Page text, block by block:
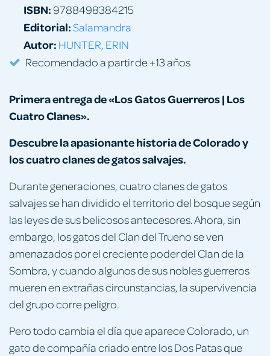
Primera entrega de «Los Gatos Guerreros | Los
Cuatro Clanes».
Descubre la apasionante historia de Colorado y
los cuatro clanes de gatos salvajes.
Durante generaciones, cuatro clanes de gatos
salvajes se han dividido el territorio del bosque según
las leyes de sus belicosos antecesores. Ahora, sin
embargo, los gatos del Clan del Trueno se ven
amenazados por el creciente poder del Clan de la
Sombra, y cuando algunos de sus nobles guerreros
mueren en extrañas circunstancias, la supervivencia
del grupo corre peligro.
Pero todo cambia el día que aparece Colorado, un
gato de compañía criado entre los Dos Patas que
ISBN:9788498384215
Editorial:Salamandra
Autor: HUNTER, ERIN
Recomendado a partir de +13 años